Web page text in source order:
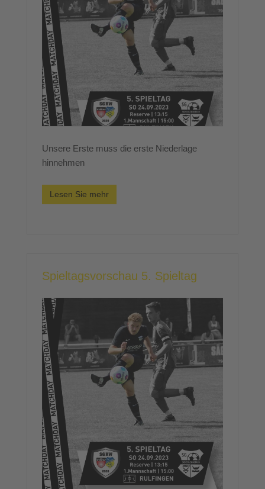
Unsere Erste muss die erste Niederlage
hinnehmen
Lesen Sie mehr
Spieltagsvorschau 5. Spieltag